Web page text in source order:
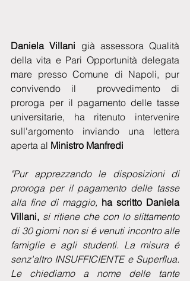
Daniela Villani già assessora Qualità
della vita e Pari Opportunità delegata
mare presso Comune di Napoli, pur
convivendo il  provvedimento di
proroga per il pagamento delle tasse
universitarie, ha ritenuto intervenire
sull'argomento inviando una lettera
aperta al Ministro Manfredi
"Pur apprezzando le disposizioni di
proroga per il pagamento delle tasse
alla fine di maggio, ha scritto Daniela
Villani, si ritiene che con lo slittamento
di 30 giorni non si é venuti incontro alle
famiglie e agli studenti. La misura é
senz'altro INSUFFICIENTE e Superflua.
Le chiediamo a nome delle tante